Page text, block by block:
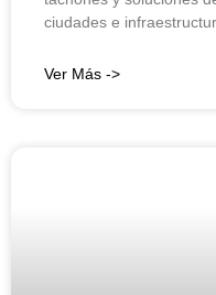
ciudades e
Ver Más ->